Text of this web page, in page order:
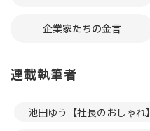
企業家たちの金言
連載執筆者
池田ゆう【社長のおしゃれ】